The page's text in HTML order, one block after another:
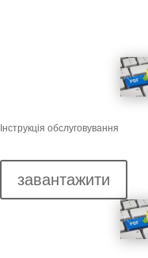
Інструкція обслуговування
завантажити